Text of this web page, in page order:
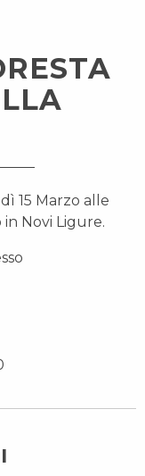
15 Marzo alle
Novi Ligure.